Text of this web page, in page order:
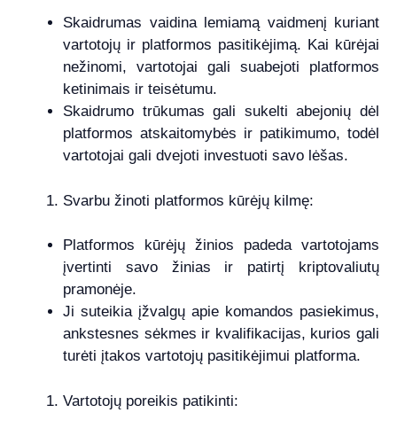
Skaidrumas vaidina lemiamą vaidmenį kuriant
vartotojų ir platformos pasitikėjimą. Kai kūrėjai
nežinomi, vartotojai gali suabejoti platformos
ketinimais ir teisėtumu.
Skaidrumo trūkumas gali sukelti abejonių dėl
platformos atskaitomybės ir patikimumo, todėl
vartotojai gali dvejoti investuoti savo lėšas.
Svarbu žinoti platformos kūrėjų kilmę:
Platformos kūrėjų žinios padeda vartotojams
įvertinti savo žinias ir patirtį kriptovaliutų
pramonėje.
Ji suteikia įžvalgų apie komandos pasiekimus,
ankstesnes sėkmes ir kvalifikacijas, kurios gali
turėti įtakos vartotojų pasitikėjimui platforma.
Vartotojų poreikis patikinti: